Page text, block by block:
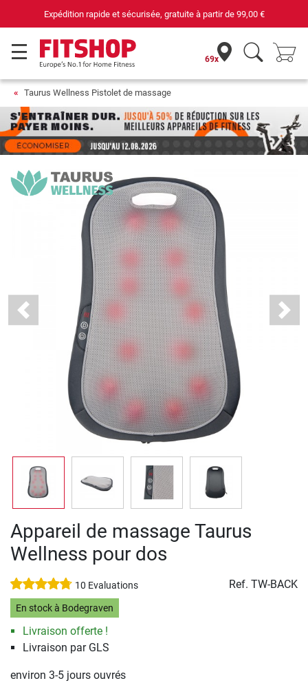
69 magasins avec 75 techniciens
69x
Taurus Wellness Pistolet de massage
Previous Next
Appareil de massage Taurus
Wellness pour dos
10 Evaluations Ref. TW-BACK
En stock à Bodegraven
Livraison offerte !
Livraison par GLS
environ 3-5 jours ouvrés